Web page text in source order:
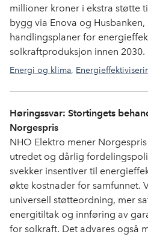
millioner kroner i ekstra støtte
bygg via Enova og
handlingsplaner for
solkraftproduksjon innen 2030.
Energi og klima,
Høringssvar: Stortingets
Norgespris
NHO Elektro mener
utredet og dårlig
svekker insentiver til
økte kostnader for samfunnet.
universell støtteordning, mer
energitiltak og innføring av
for solkraft. Det advares også